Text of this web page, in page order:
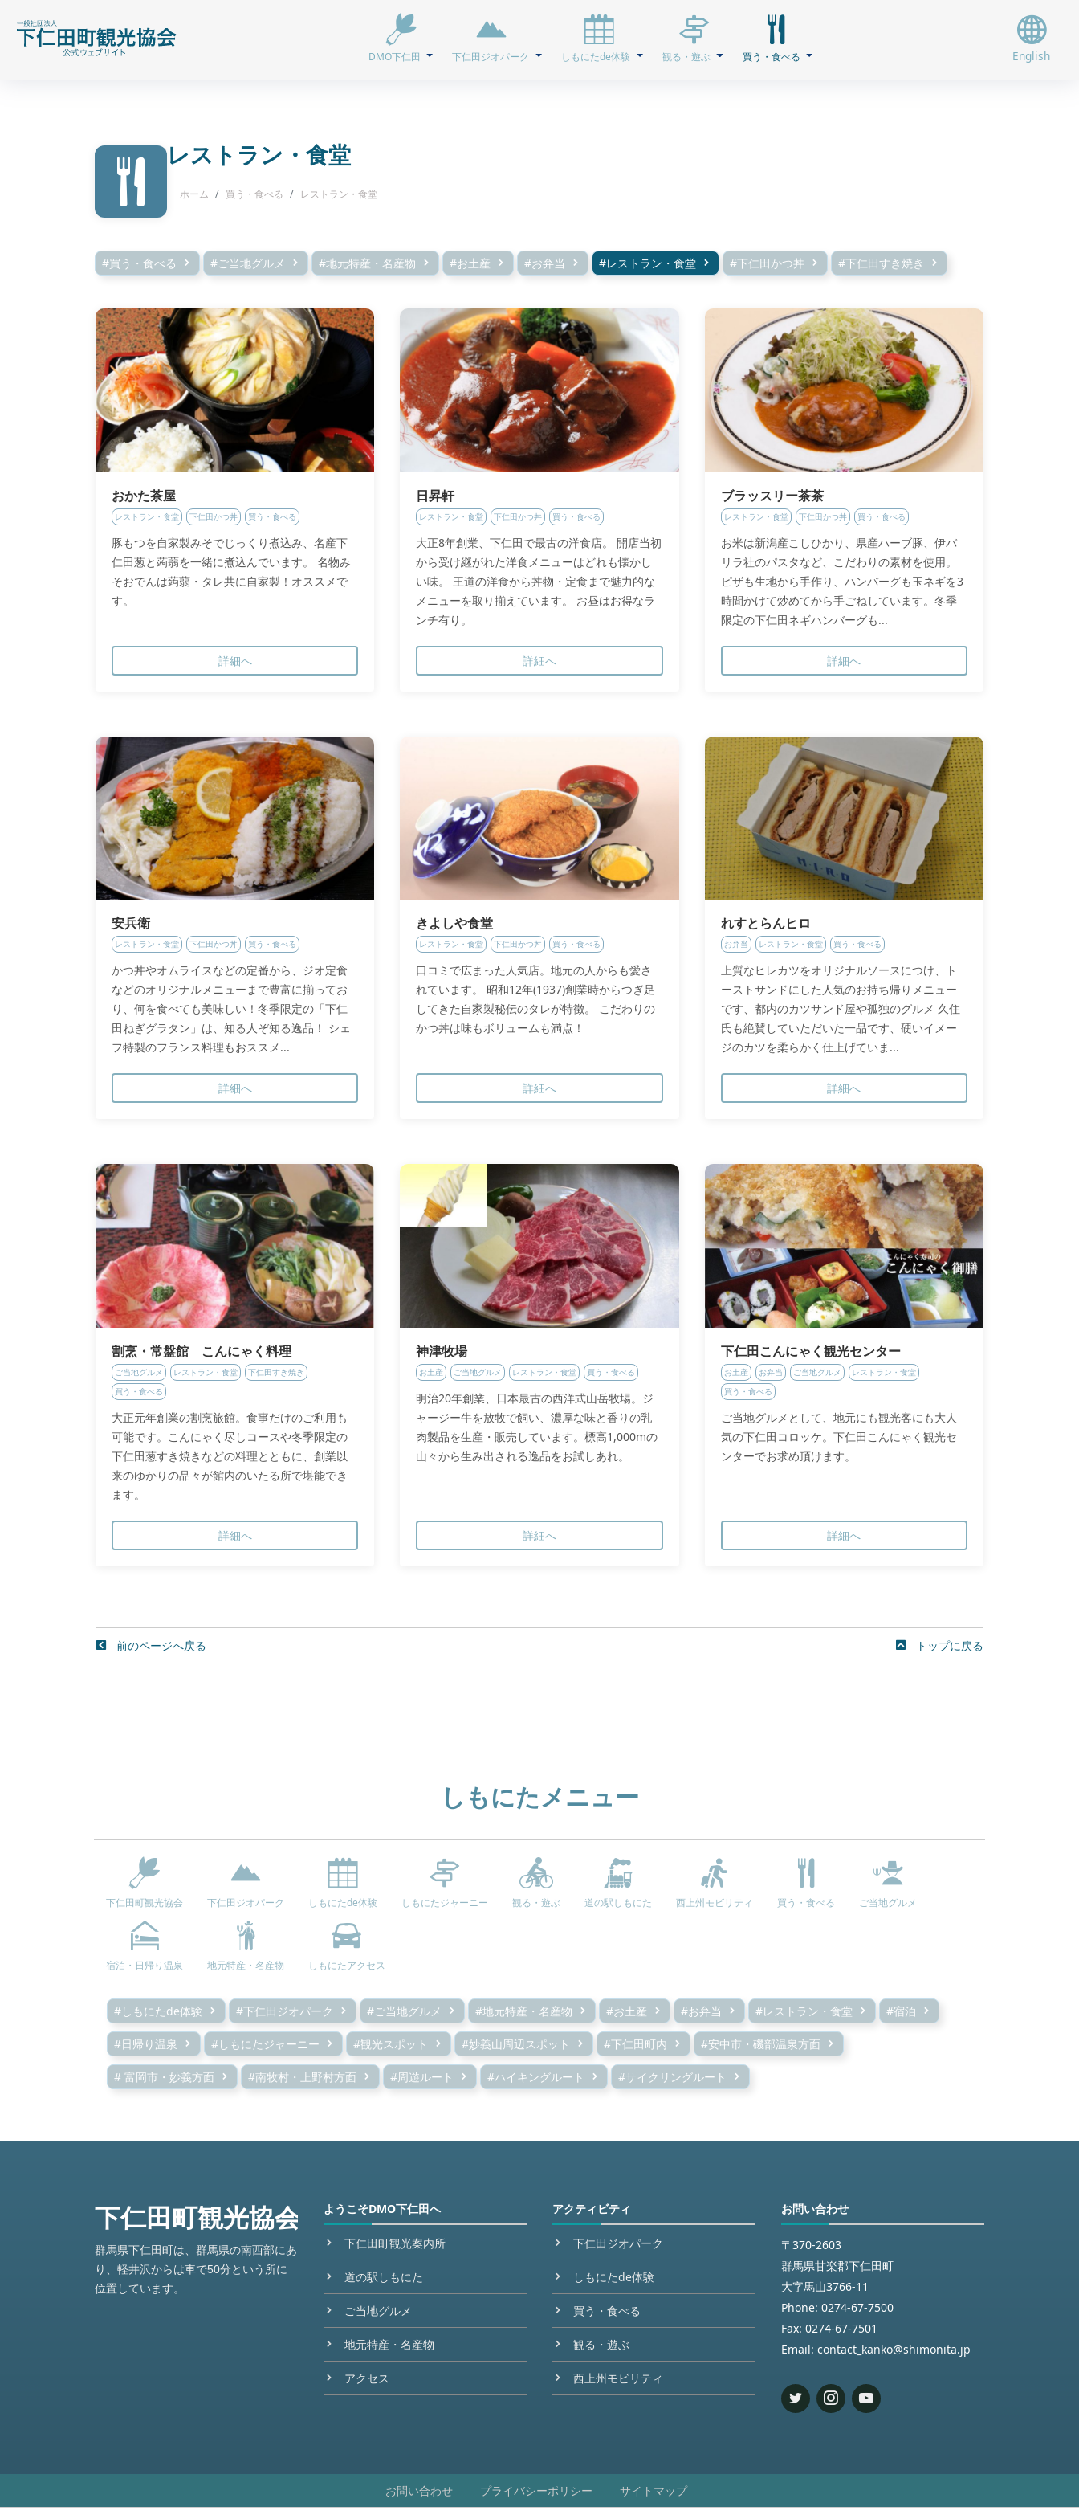
DMO下仁田 下仁田ジオパーク しもにたde体験 観る・遊ぶ 買う・食べる English
レストラン・食堂
ホーム 買う・食べる レストラン・食堂
#買う・食べる #ご当地グルメ #地元特産・名産物 #お土産 #お弁当 #レストラン・食堂 #下仁田かつ丼 #下仁田すき焼き
おかた茶屋
レストラン・食堂 下仁田かつ丼 買う・食べる
豚もつを自家製みそでじっくり煮込み、名産下
仁田葱と蒟蒻を一緒に煮込んでいます。 名物み
そおでんは蒟蒻・タレ共に自家製！オススメで
す。
詳細へ
日昇軒
レストラン・食堂 下仁田かつ丼 買う・食べる
大正8年創業、下仁田で最古の洋食店。 開店当初
から受け継がれた洋食メニューはどれも懐かし
い味。 王道の洋食から丼物・定食まで魅力的な
メニューを取り揃えています。 お昼はお得なラ
ンチ有り。
詳細へ
ブラッスリー茶茶
レストラン・食堂 下仁田かつ丼 買う・食べる
お米は新潟産こしひかり、県産ハーブ豚、伊バ
リラ社のパスタなど、こだわりの素材を使用。
ピザも生地から手作り、ハンバーグも玉ネギを3
時間かけて炒めてから手ごねしています。冬季
限定の下仁田ネギハンバーグも...
詳細へ
安兵衛
レストラン・食堂 下仁田かつ丼 買う・食べる
かつ丼やオムライスなどの定番から、ジオ定食
などのオリジナルメニューまで豊富に揃ってお
り、何を食べても美味しい！冬季限定の「下仁
田ねぎグラタン」は、知る人ぞ知る逸品！ シェ
フ特製のフランス料理もおススメ...
詳細へ
きよしや食堂
レストラン・食堂 下仁田かつ丼 買う・食べる
口コミで広まった人気店。地元の人からも愛さ
れています。 昭和12年(1937)創業時からつぎ足
してきた自家製秘伝のタレが特徴。 こだわりの
かつ丼は味もボリュームも満点！
詳細へ
れすとらんヒロ
お弁当 レストラン・食堂 買う・食べる
上質なヒレカツをオリジナルソースにつけ、ト
ーストサンドにした人気のお持ち帰りメニュー
です、都内のカツサンド屋や孤独のグルメ 久住
氏も絶賛していただいた一品です、硬いイメー
ジのカツを柔らかく仕上げていま...
詳細へ
割烹・常盤館 こんにゃく料理
ご当地グルメ レストラン・食堂
下仁田すき焼き
買う・食べる
大正元年創業の割烹旅館。食事だけのご利用も
可能です。こんにゃく尽しコースや冬季限定の
下仁田葱すき焼きなどの料理とともに、創業以
来のゆかりの品々が館内のいたる所で堪能でき
ます。
詳細へ
神津牧場
お土産 ご当地グルメ レストラン・食堂 買う・食べる
明治20年創業、日本最古の西洋式山岳牧場。ジ
ャージー牛を放牧で飼い、濃厚な味と香りの乳
肉製品を生産・販売しています。標高1,000mの
山々から生み出される逸品をお試しあれ。
詳細へ
下仁田こんにゃく観光センター
お土産 お弁当 ご当地グルメ
レストラン・食堂
買う・食べる
ご当地グルメとして、地元にも観光客にも大人
気の下仁田コロッケ。下仁田こんにゃく観光セ
ンターでお求め頂けます。
詳細へ
前のページへ戻る トップに戻る
しもにたメニュー
下仁田町観光協会 下仁田ジオパーク しもにたde体験 しもにたジャーニー 観る・遊ぶ 道の駅しもにた 西上州モビリティ 買う・食べる ご当地グルメ
宿泊・日帰り温泉 地元特産・名産物 しもにたアクセス
#しもにたde体験 #下仁田ジオパーク #ご当地グルメ #地元特産・名産物 #お土産 #お弁当 #レストラン・食堂 #宿泊
#日帰り温泉 #しもにたジャーニー #観光スポット #妙義山周辺スポット #下仁田町内 #安中市・磯部温泉方面
# 富岡市・妙義方面 #南牧村・上野村方面 #周遊ルート #ハイキングルート #サイクリングルート
群馬県下仁田町は、群馬県の南西部にあ
り、軽井沢からは車で50分という所に
位置しています。
ようこそDMO下仁田へ
下仁田町観光案内所
道の駅しもにた
ご当地グルメ
地元特産・名産物
アクセス
アクティビティ
下仁田ジオパーク
しもにたde体験
買う・食べる
観る・遊ぶ
西上州モビリティ
お問い合わせ
〒370-2603
群馬県甘楽郡下仁田町
大字馬山3766-11
Phone: 0274-67-7500
Fax: 0274-67-7501
Email: contact_kanko@shimonita.jp
お問い合わせ プライバシーポリシー サイトマップ